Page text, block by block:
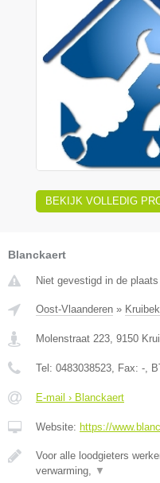
BEKIJK VOLLEDIG
Blanckaert
Niet gevestigd in de
Oost-Vlaanderen »
Molenstraat 223 9150
Tel: 0483038523 , Fax: - ,
E-mail › Blanckaert
Website: https://
Voor alle loodgieters
verwarming,
▼